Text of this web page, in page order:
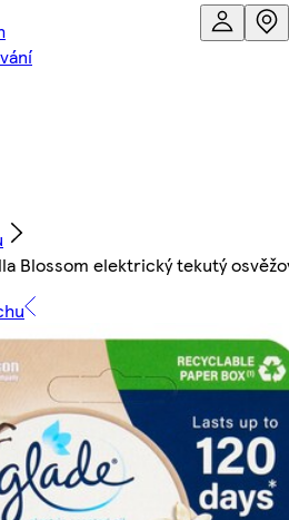
Blossom elektrický tekutý